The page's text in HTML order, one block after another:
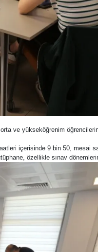
ve yükseköğrenim
içerisinde 9 bin 50, mesai
özellikle sınav